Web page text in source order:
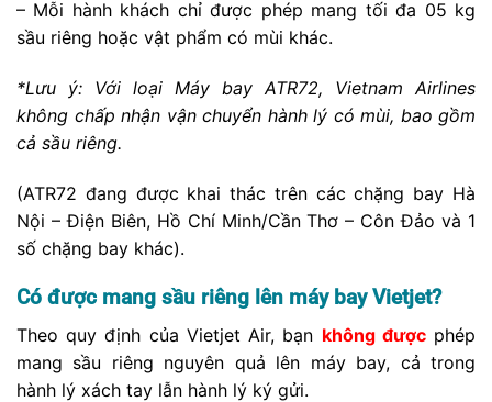
– Mỗi hành khách chỉ được phép mang tối đa 05 kg
sầu riêng hoặc vật phẩm có mùi khác.
*Lưu ý: Với loại Máy bay ATR72, Vietnam Airlines
không chấp nhận vận chuyển hành lý có mùi, bao gồm
cả sầu riêng.
(ATR72 đang được khai thác trên các chặng bay Hà
Nội – Điện Biên, Hồ Chí Minh/Cần Thơ – Côn Đảo và 1
số chặng bay khác).
Có được mang sầu riêng lên máy bay Vietjet?
Theo quy định của Vietjet Air, bạn không đượcphép
mang sầu riêng nguyên quả lên máy bay, cả trong
hành lý xách tay lẫn hành lý ký gửi.